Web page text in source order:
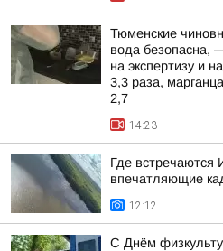
Тюменские
вода безопасна,
на экспертизу и
3,3 раза,
2,7
14:23
Где встречаются
впечатляющие
12:12
С Днём